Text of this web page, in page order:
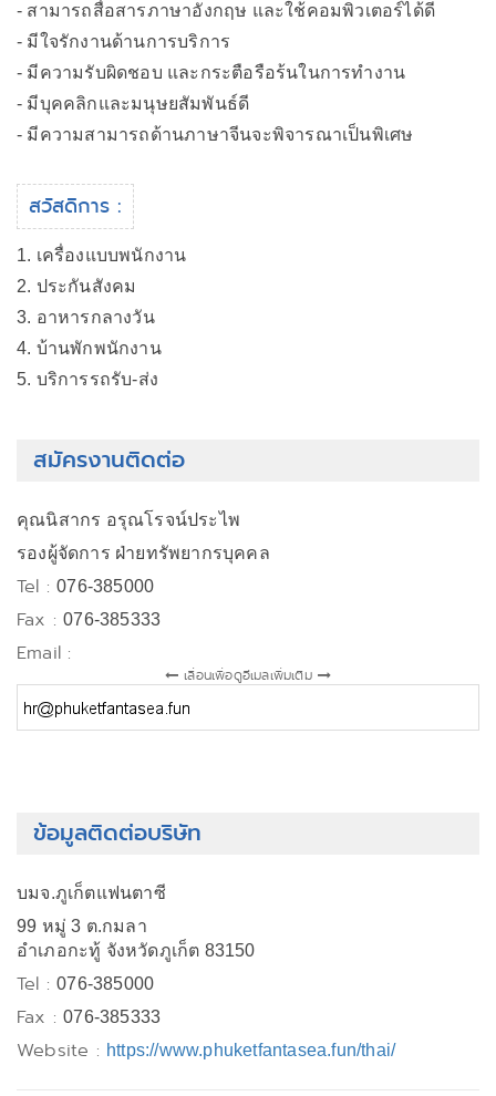
- สามารถสื่อสารภาษาอังกฤษ และใช้คอมพิวเตอร์ได้ดี
- มีใจรักงานด้านการบริการ
- มีความรับผิดชอบ และกระตือรือร้นในการทำงาน
- มีบุคคลิกและมนุษยสัมพันธ์ดี
- มีความสามารถด้านภาษาจีนจะพิจารณาเป็นพิเศษ
สวัสดิการ :
1. เครื่องแบบพนักงาน
2. ประกันสังคม
3. อาหารกลางวัน
4. บ้านพักพนักงาน
5. บริการรถรับ-ส่ง
สมัครงานติดต่อ
คุณนิสากร อรุณโรจน์ประไพ
รองผู้จัดการ ฝ่ายทรัพยากรบุคคล
Tel :076-385000
Fax :076-385333
Email :
เลื่อนเพื่อดูอีเมลเพิ่มเติม
ข้อมูลติดต่อบริษัท
บมจ.ภูเก็ตแฟนตาซี
99 หมู่ 3 ต.กมลา
อำเภอกะทู้ จังหวัดภูเก็ต 83150
Tel :076-385000
Fax :076-385333
Website : https://www.phuketfantasea.fun/thai/